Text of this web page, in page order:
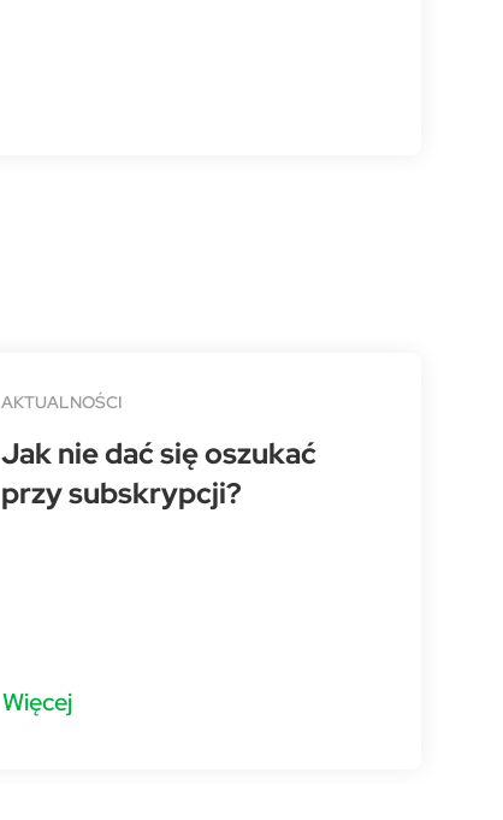
AKTUALNOŚCI
Jak nie dać się oszukać
przy subskrypcji?
Więcej